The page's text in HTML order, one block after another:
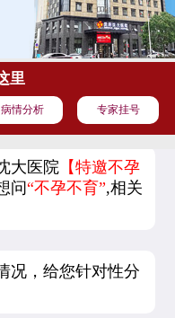
里
病情分析 专家挂号
大医院 【特邀不孕
问“不孕不育”,相关
况，给您针对性分